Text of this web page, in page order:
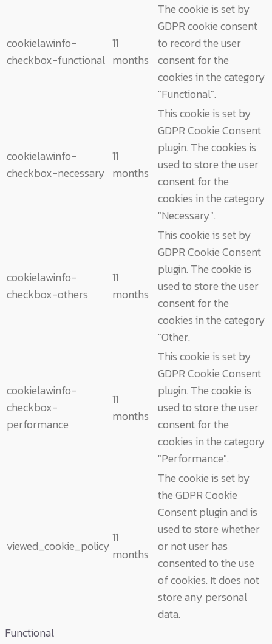
cookielawinfo-
checkbox-functional
11
months
The cookie is set by
GDPR cookie consent
to record the user
consent for the
cookies in the category
"Functional".
cookielawinfo-
checkbox-necessary
11
months
This cookie is set by
GDPR Cookie Consent
plugin. The cookies is
used to store the user
consent for the
cookies in the category
"Necessary".
cookielawinfo-
checkbox-others
11
months
This cookie is set by
GDPR Cookie Consent
plugin. The cookie is
used to store the user
consent for the
cookies in the category
"Other.
cookielawinfo-
checkbox-
performance
11
months
This cookie is set by
GDPR Cookie Consent
plugin. The cookie is
used to store the user
consent for the
cookies in the category
"Performance".
viewed_cookie_policy
11
months
The cookie is set by
the GDPR Cookie
Consent plugin and is
used to store whether
or not user has
consented to the use
of cookies. It does not
store any personal
data.
Functional